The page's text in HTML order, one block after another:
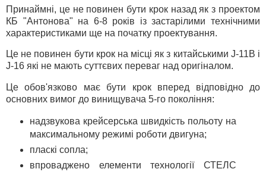
Принаймні, це не повинен бути крок назад як з проектом
КБ "Антонова" на 6-8 років із застарілими технічними
характеристиками ще на початку проектування.
Це не повинен бути крок на місці як з китайськими J-11B і
J-16 які не мають суттєвих переваг над оригіналом.
Це обов'язково має бути крок вперед відповідно до
основних вимог до винищувача 5-го покоління:
надзвукова крейсерська швидкість польоту на
максимальному режимі роботи двигуна;
пласкі сопла;
впроваджено елементи технології СТЕЛС